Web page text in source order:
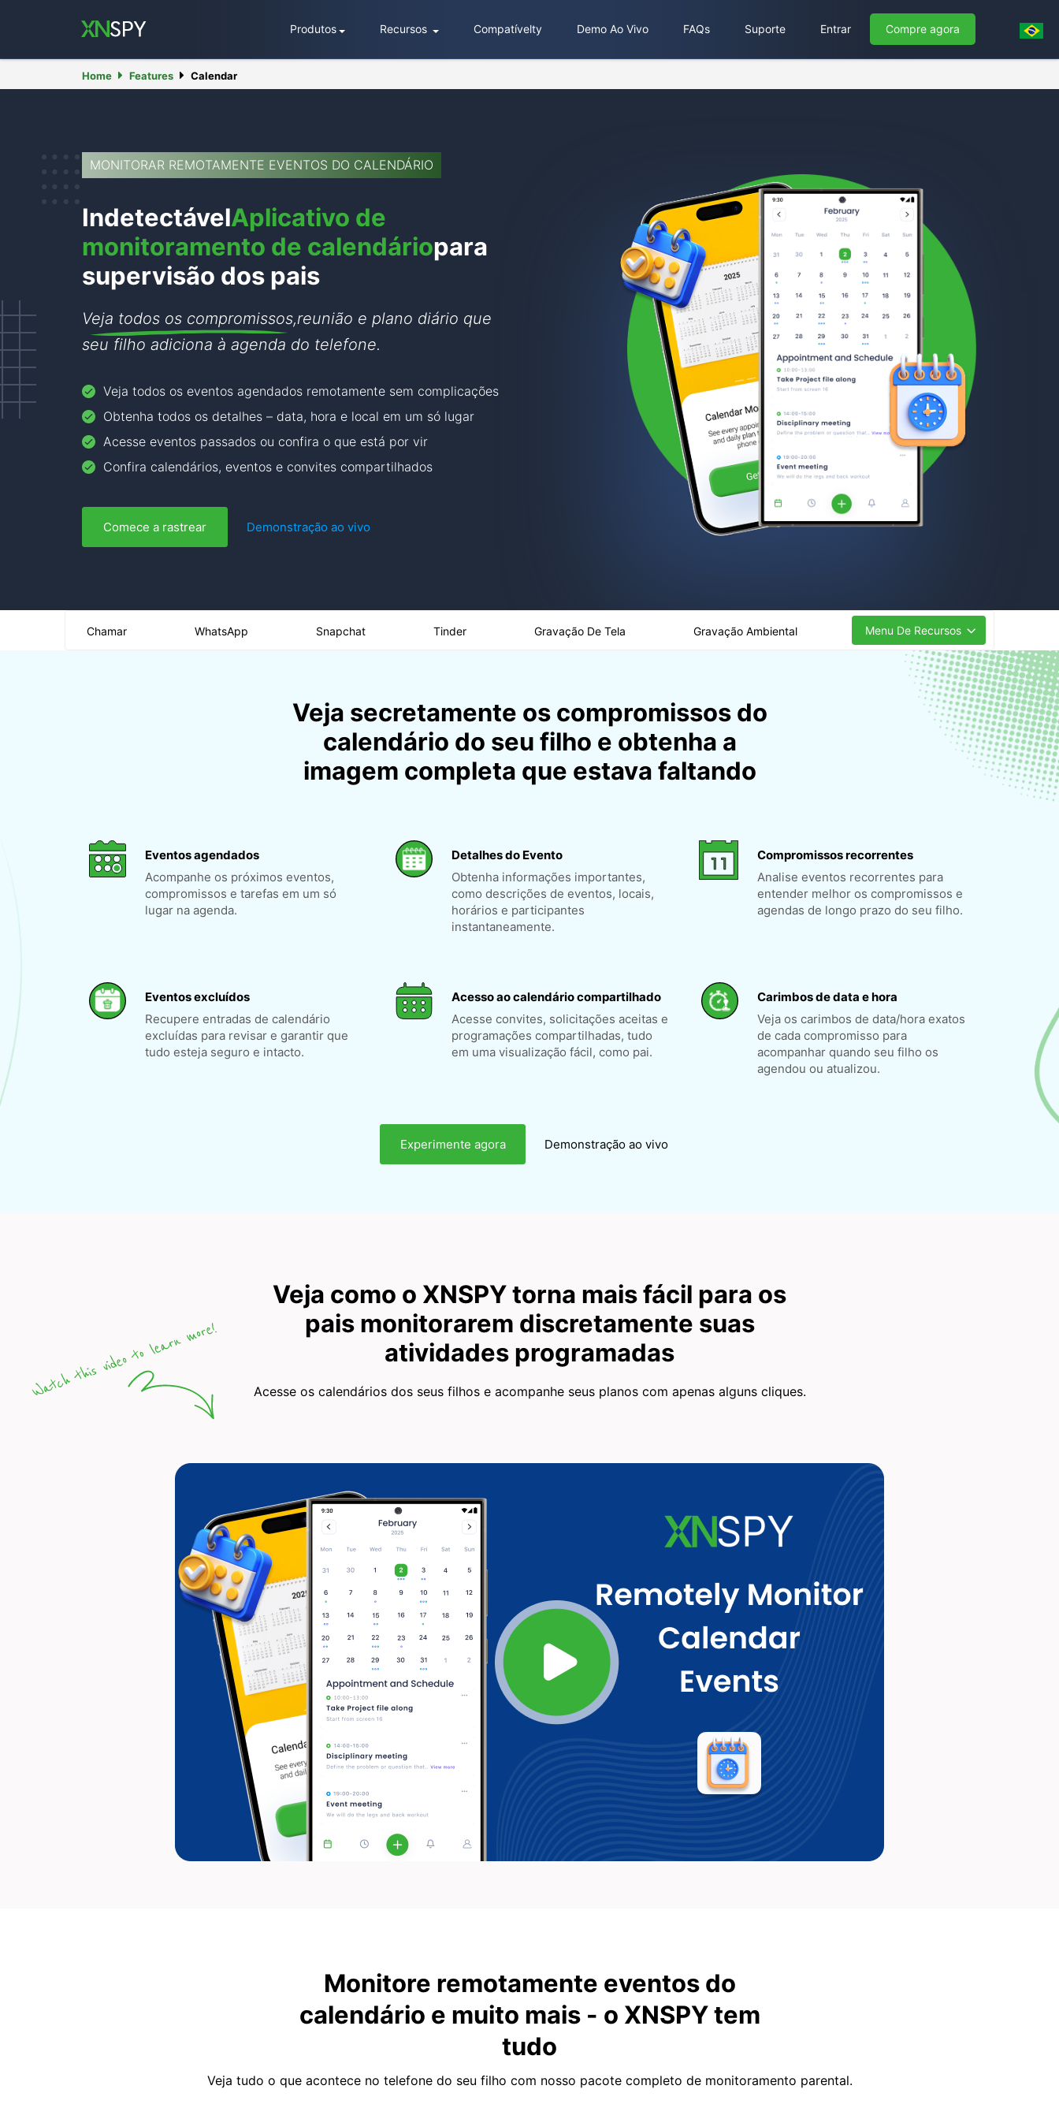
Produtos Recursos Compatívelty Demo Ao Vivo FAQs Suporte Entrar Compre agora
Home Features Calendar
MONITORAR REMOTAMENTE EVENTOS DO CALENDÁRIO
IndetectávelAplicativo de
monitoramento de calendáriopara
supervisão dos pais
Veja todos os compromissos,reunião e plano diário que
seu filho adiciona à agenda do telefone.
Veja todos os eventos agendados remotamente sem complicações
Obtenha todos os detalhes – data, hora e local em um só lugar
Acesse eventos passados ​​ou confira o que está por vir
Confira calendários, eventos e convites compartilhados
Comece a rastrear Demonstração ao vivo
Chamar WhatsApp Snapchat Tinder Gravação De Tela Gravação Ambiental Menu De Recursos
Veja secretamente os compromissos do
calendário do seu filho e obtenha a
imagem completa que estava faltando
Eventos agendados
Acompanhe os próximos eventos,
compromissos e tarefas em um só
lugar na agenda.
Detalhes do Evento
Obtenha informações importantes,
como descrições de eventos, locais,
horários e participantes
instantaneamente.
Compromissos recorrentes
Analise eventos recorrentes para
entender melhor os compromissos e
agendas de longo prazo do seu filho.
Eventos excluídos
Recupere entradas de calendário
excluídas para revisar e garantir que
tudo esteja seguro e intacto.
Acesso ao calendário compartilhado
Acesse convites, solicitações aceitas e
programações compartilhadas, tudo
em uma visualização fácil, como pai.
Carimbos de data e hora
Veja os carimbos de data/hora exatos
de cada compromisso para
acompanhar quando seu filho os
agendou ou atualizou.
Experimente agora Demonstração ao vivo
Veja como o XNSPY torna mais fácil para os
pais monitorarem discretamente suas
atividades programadas
Acesse os calendários dos seus filhos e acompanhe seus planos com apenas alguns cliques.
Monitore remotamente eventos do
calendário e muito mais - o XNSPY tem
tudo
Veja tudo o que acontece no telefone do seu filho com nosso pacote completo de monitoramento parental.